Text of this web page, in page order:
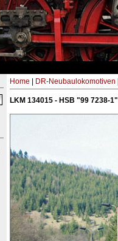
Home DR-Neubaulokomotiven
LKM 134015 - HSB "99 7238-1"